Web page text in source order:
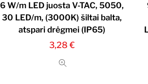
6 W/m LED juosta V-TAC, 5050,
30 LED/m, (3000K) šiltai balta,
atspari drėgmei (IP65)
3,28 €